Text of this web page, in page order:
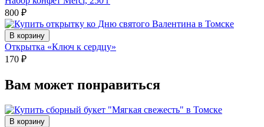
800 ₽
В корзину
Открытка «Ключ к сердцу»
170 ₽
Вам может понравиться
В корзину